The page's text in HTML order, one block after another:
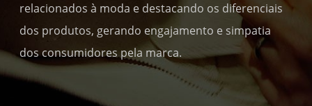
relacionados à moda e destacando os diferenciais
dos produtos, gerando engajamento e simpatia
dos consumidores pela marca.